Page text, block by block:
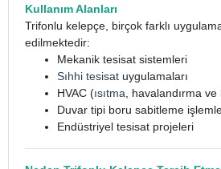
Kullanım Alanları
Trifonlu kelepçe, birçok farklı
edilmektedir:
Mekanik tesisat sistemleri
Sıhhi tesisat uygulamaları
HVAC (ısıtma , havalandırma
Duvar tipi boru sabitleme
Endüstriyel tesisat projeleri